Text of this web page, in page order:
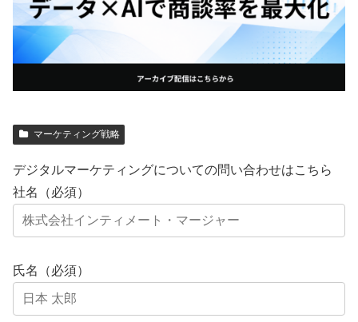
マーケティング戦略
デジタルマーケティングについての問い合わせはこちら
社名（必須）
氏名（必須）